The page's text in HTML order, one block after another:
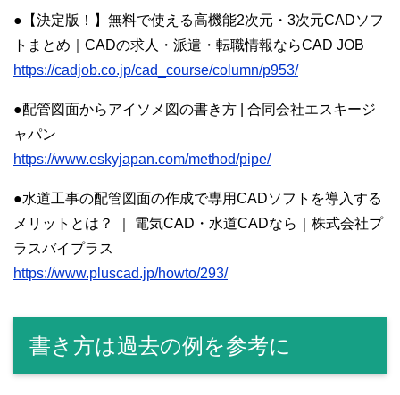
●【決定版！】無料で使える高機能2次元・3次元CADソフ
トまとめ｜CADの求人・派遣・転職情報ならCAD JOB
https://cadjob.co.jp/cad_course/column/p953/
●配管図面からアイソメ図の書き方 | 合同会社エスキージ
ャパン
https://www.eskyjapan.com/method/pipe/
●水道工事の配管図面の作成で専用CADソフトを導入する
メリットとは？ ｜ 電気CAD・水道CADなら｜株式会社プ
ラスバイプラス
https://www.pluscad.jp/howto/293/
書き方は過去の例を参考に